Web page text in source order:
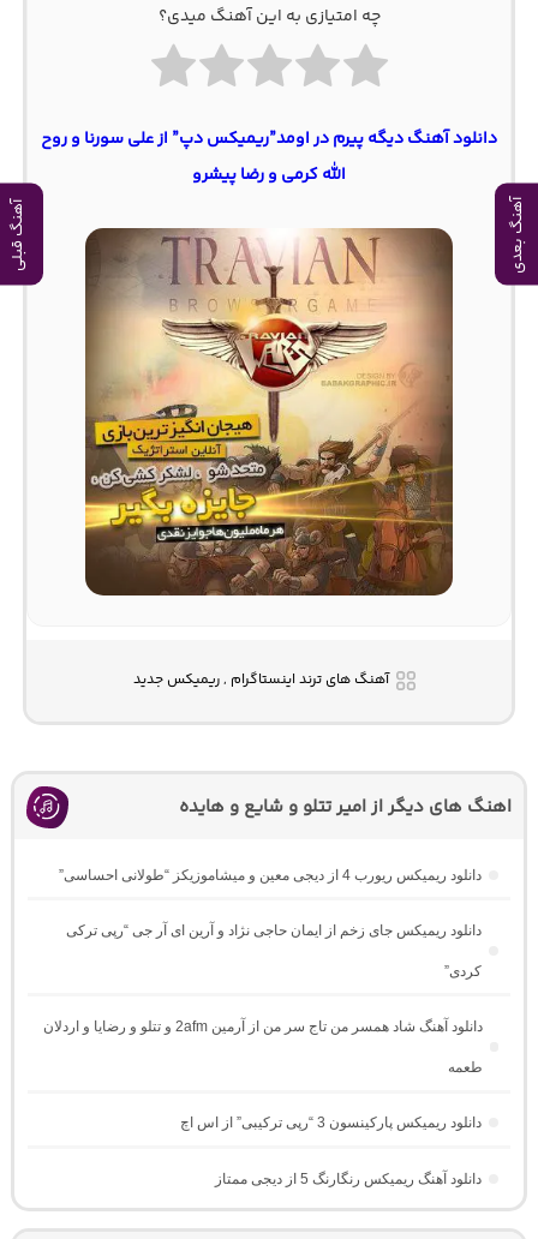
آهنگ بعدی آهنگ قبلی
چه امتیازی به این آهنگ میدی؟
دانلود آهنگ دیگه پیرم در اومد”ریمیکس دپ” از علی سورنا و روح
الله کرمی و رضا پیشرو
آهنگ های ترند اینستاگرام , ریمیکس جدید
اهنگ های دیگر از امیر تتلو و شایع و هایده
دانلود ریمیکس ریورب 4 از دیجی معین و میشاموزیکز “طولانی احساسی”
دانلود ریمیکس جای زخم از ایمان حاجی نژاد و آرین ای آر جی “رپی ترکی
کردی”
دانلود آهنگ شاد همسر من تاج سر من از آرمین 2afm و تتلو و رضایا و اردلان
طعمه
دانلود ریمیکس پارکینسون 3 “رپی ترکیبی” از اس اچ
دانلود آهنگ ریمیکس رنگارنگ 5 از دیجی ممتاز